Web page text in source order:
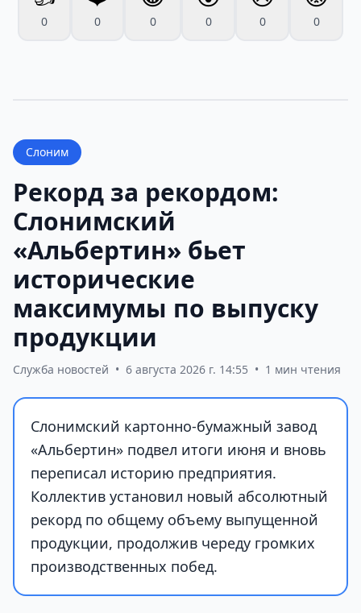
0 0 0 0 0 0
Слоним
Рекорд за рекордом:
Слонимский
«Альбертин» бьет
исторические
максимумы по выпуску
продукции
Служба новостей • 6 августа 2026 г. 14:55 • 1 мин чтения
Слонимский картонно-бумажный завод
«Альбертин» подвел итоги июня и вновь
переписал историю предприятия.
Коллектив установил новый абсолютный
рекорд по общему объему выпущенной
продукции, продолжив череду громких
производственных побед.